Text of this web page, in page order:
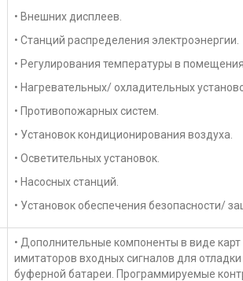
• Внешних дисплеев.
• Станций распределения электроэнергии.
• Регулирования температуры в
• Нагревательных/ охладительных
• Противопожарных систем.
• Установок кондиционирования воздуха.
• Осветительных установок.
• Насосных станций.
• Установок обеспечения безопасности/
• Дополнительные компоненты в виде
имитаторов входных сигналов для
буферной батареи. Программируемые